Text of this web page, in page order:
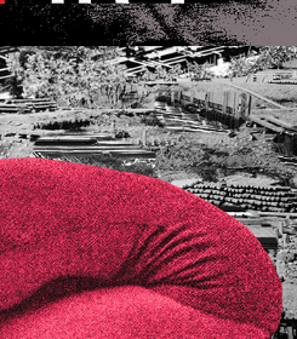
ILLUSTRATION